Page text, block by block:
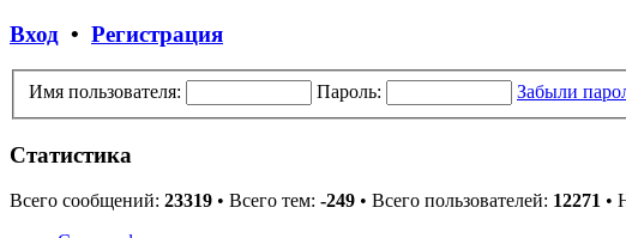
Вход • Регистрация
Имя пользователя: Пароль: Забыли
Статистика
Всего сообщений: 23319 • Всего тем: -249 • Всего пользователей: 12271 •